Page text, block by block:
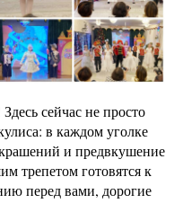
сейчас не просто
в каждом уголке
и предвкушение
трепетом готовятся к
перед вами, дорогие